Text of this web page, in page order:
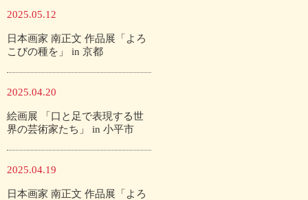
2025.05.12
日本画家 南正文 作品展「よろ
こびの種を」 in 京都
2025.04.20
絵画展 「口と足で表現する世
界の芸術家たち」 in 小平市
2025.04.19
日本画家 南正文 作品展「よろ